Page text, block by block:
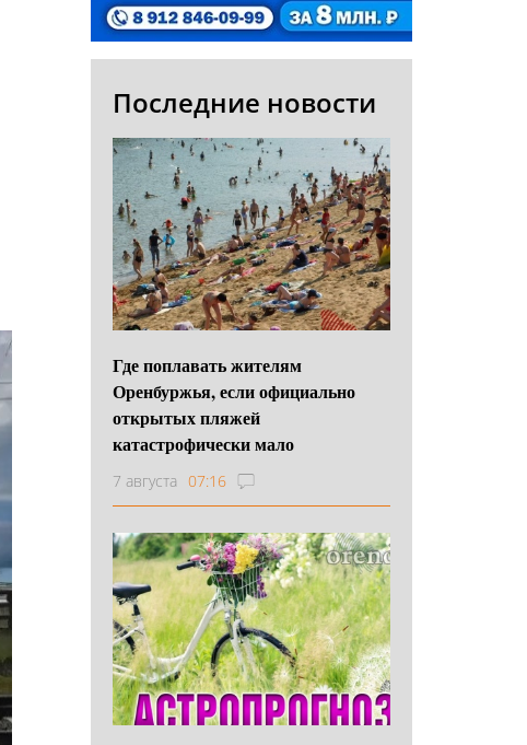
Последние новости
Где поплавать жителям
Оренбуржья, если официально
открытых пляжей
катастрофически мало
7 августа 07:16